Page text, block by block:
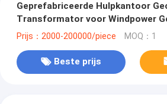
Geprefabriceerde Hulpkantoor
Transformator voor Windpower
Prijs：2000-200000/piece MOQ：1
Beste prijs